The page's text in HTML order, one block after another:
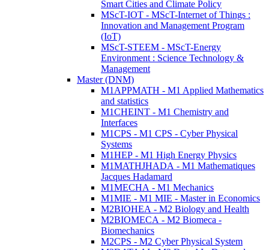
Smart Cities and Climate Policy
MScT-IOT - MScT-Internet of Things :
Innovation and Management Program
(IoT)
MScT-STEEM - MScT-Energy
Environment : Science Technology &
Management
Master (DNM)
M1APPMATH - M1 Applied Mathematics
and statistics
M1CHEINT - M1 Chemistry and
Interfaces
M1CPS - M1 CPS - Cyber Physical
Systems
M1HEP - M1 High Energy Physics
M1MATHJHADA - M1 Mathematiques
Jacques Hadamard
M1MECHA - M1 Mechanics
M1MIE - M1 MIE - Master in Economics
M2BIOHEA - M2 Biology and Health
M2BIOMECA - M2 Biomeca -
Biomechanics
M2CPS - M2 Cyber Physical System